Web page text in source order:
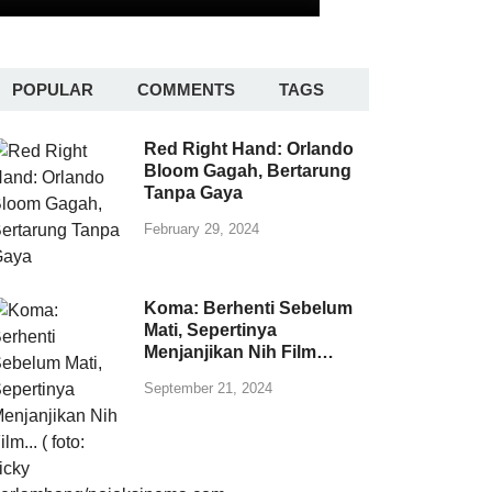
POPULAR COMMENTS TAGS
Red Right Hand: Orlando
Bloom Gagah, Bertarung
Tanpa Gaya
February 29, 2024
Koma: Berhenti Sebelum
Mati, Sepertinya
Menjanjikan Nih Film…
September 21, 2024